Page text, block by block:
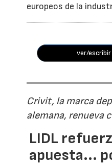
europeos de la
ver/
Crivit, la marca
alemana, renueva
LIDL
apuesta...